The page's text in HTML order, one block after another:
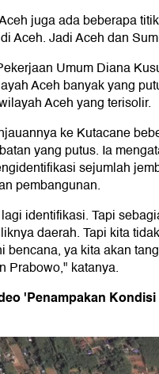
juga ada beberapa
Aceh. Jadi Aceh dan
Umum Diana
Aceh banyak yang
Aceh yang terisolir.
ke Kutacane
yang putus. Ia
sejumlah
pembangunan.
identifikasi. Tapi
daerah. Tapi kita
bencana, ya kita akan
Prabowo," katanya.
'Penampakan